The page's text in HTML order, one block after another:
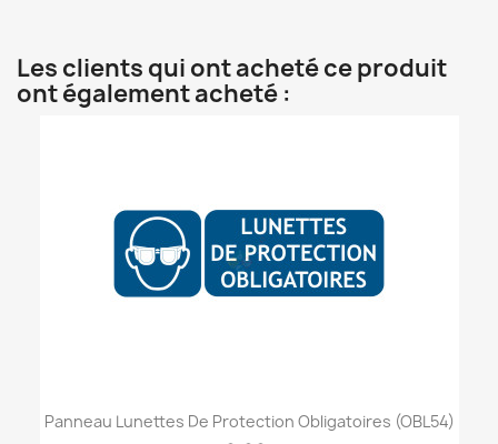
Les clients qui ont acheté ce produit
ont également acheté :
Panneau Lunettes De Protection Obligatoires (OBL54)